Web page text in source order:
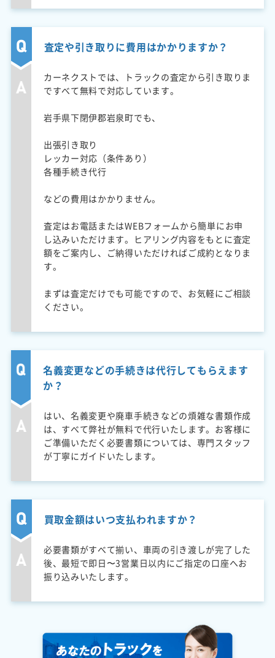
査定や引き取りに費用はかかりますか？
カーネクストでは、トラックの査定から引き取りま
ですべて無料で対応しています。
岩手県下閉伊郡岩泉町でも、
出張引き取り
レッカー対応（条件あり）
各種手続き代行
などの費用はかかりません。
査定はお電話またはWEBフォームから簡単にお申
し込みいただけます。ヒアリング内容をもとに査定
額をご案内し、ご納得いただければご成約となりま
す。
まずは査定だけでも可能ですので、お気軽にご相談
ください。
名義変更などの手続きは代行してもらえます
か？
はい、名義変更や廃車手続きなどの煩雑な書類作成
は、すべて弊社が無料で代行いたします。お客様に
ご準備いただく必要書類については、専門スタッフ
が丁寧にガイドいたします。
買取金額はいつ支払われますか？
必要書類がすべて揃い、車両の引き渡しが完了した
後、最短で即日〜3営業日以内にご指定の口座へお
振り込みいたします。